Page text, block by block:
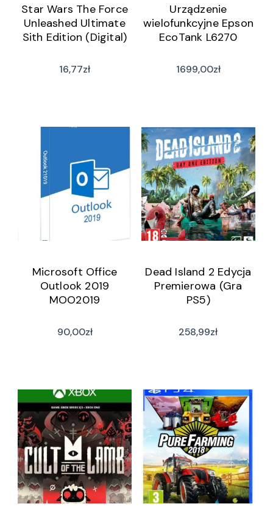
Star Wars The Force
Unleashed Ultimate
Sith Edition (Digital)
16,77zł
Urządzenie
wielofunkcyjne Epson
EcoTank L6270
1699,00zł
Microsoft Office
Outlook 2019
MOO2019
90,00zł
Dead Island 2 Edycja
Premierowa (Gra
PS5)
258,99zł